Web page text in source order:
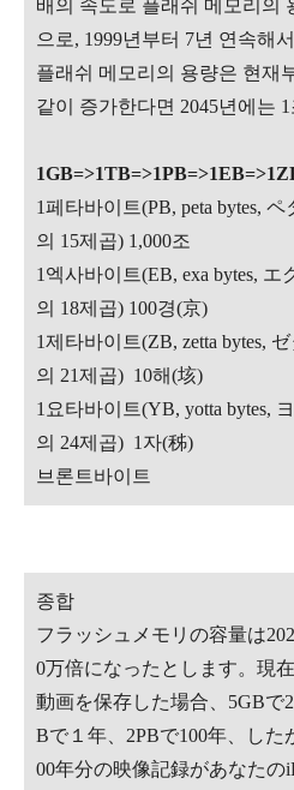
배의 속도로 플래쉬 메모리의
으로, 1999년부터 7년 연속해
플래쉬 메모리의 용량은 현재
같이 증가한다면 2045년에는
1페타바이트(PB, peta bytes,
의 15제곱) 1,000조
1엑사바이트(EB, exa bytes, エ
의 18제곱) 100경(京)
1제타바이트(ZB, zetta bytes,
의 21제곱) 10해(垓)
1요타바이트(YB, yotta bytes,
의 24제곱) 1자(秭)
브론트바이트
종합
フラッシュメモリの容量は
0万倍になったとします。現
動画を保存した場合、5GBで
Bで１年、2PBで100年、した
00年分の映像記録があなたの